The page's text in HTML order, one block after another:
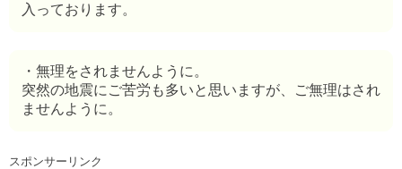
入っております。
・無理をされませんように。
突然の地震にご苦労も多いと思いますが、ご無理はされ
ませんように。
スポンサーリンク